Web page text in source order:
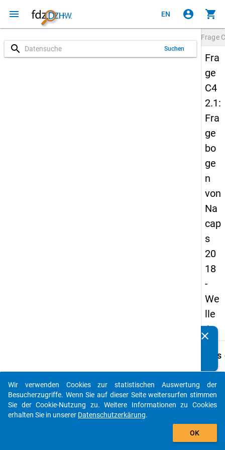
menu EN account_circle shopping_cart
search Suchen
Frage
Fra
ge
C4
2.1:
Fra
ge
bo
ge
n
von
Na
cap
s
20
18
-
We
lle
1
Details
C42.1
Sind
clear
auto_stories
add_shopping_cart
Wir verwenden Cookies zur statistischen Auswertung der
Besucherzugriffe. Wenn Sie auf dieser Seite weitersurfen stimmen
Sie der Cookie-Nutzung zu. Weitere Informationen zu Cookies
erhalten Sie in unserer Datenschutzerkärung.
OK